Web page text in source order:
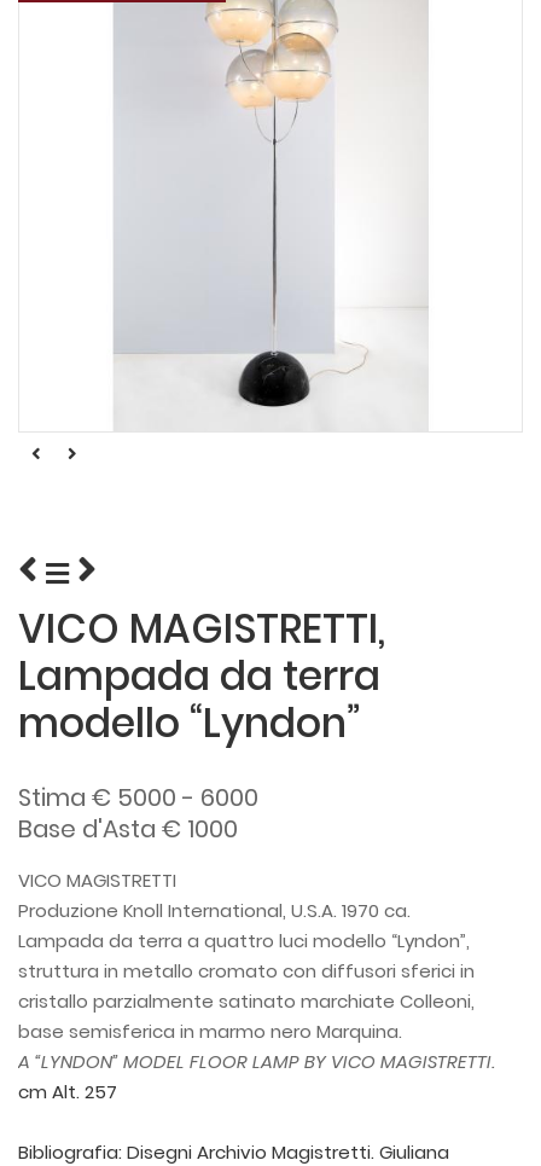
VICO MAGISTRETTI,
Lampada da terra
modello “Lyndon”
Stima € 5000 - 6000
Base d'Asta € 1000
VICO MAGISTRETTI
Produzione Knoll International, U.S.A. 1970 ca.
Lampada da terra a quattro luci modello “Lyndon”,
struttura in metallo cromato con diffusori sferici in
cristallo parzialmente satinato marchiate Colleoni,
base semisferica in marmo nero Marquina.
A “LYNDON” MODEL FLOOR LAMP BY VICO MAGISTRETTI.
cm Alt. 257
Bibliografia: Disegni Archivio Magistretti. Giuliana